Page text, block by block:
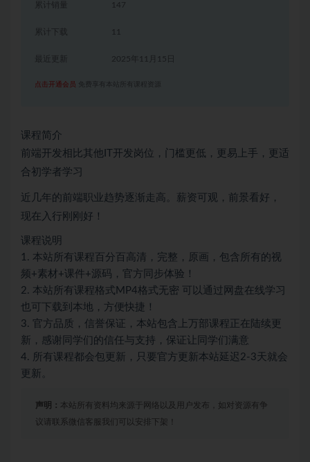
累计销量 147
累计下载 11
2025年11月15日
点击开通会员 免费享有本站所有课程资源
课程简介
前端开发相比其他IT开发岗位，门槛更低，更易上手，更适
合初学者学习
近几年的前端职业趋势逐渐走高。薪资可观，前景看好，
现在入行刚刚好！
课程说明
1. 本站所有课程百分百高清，完整，原画，包含所有的视
频+素材+课件+源码，官方同步体验！
2. 本站所有课程格式MP4格式无密 可以通过网盘在线学习
也可下载到本地，方便快捷！
3. 官方品质，信誉保证，本站包含上万部课程正在陆续更
新，感谢同学们的信任与支持，保证让同学们满意
4. 所有课程都会包更新，只要官方更新本站延迟2-3天就会
更新。
声明： 本站所有资料均来源于网络以及用户发布，如对资源有争
议请联系微信客服我们可以安排下架！